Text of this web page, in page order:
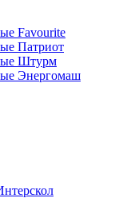
Favourite
Патриот
Штурм
Энергомаш